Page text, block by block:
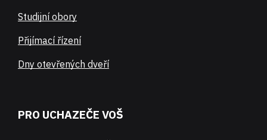
Studijní obory
Přijímací řízení
Dny otevřených dveří
PRO UCHAZEČE VOŠ